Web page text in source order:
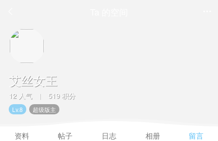
艾丝女王
12 人气 | 519 积分
Lv.8 超级版主
资料 帖子 日志 相册 留言